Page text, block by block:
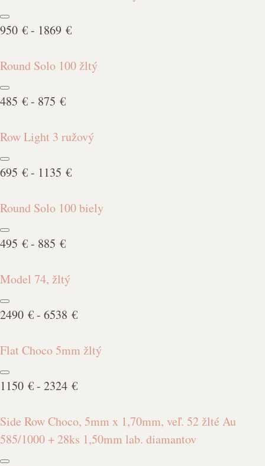
950 € - 1869 €
Round Solo 100 žltý
485 € - 875 €
Row Light 3 ružový
695 € - 1135 €
Round Solo 100 biely
495 € - 885 €
Model 74, žltý
2490 € - 6538 €
Flat Choco 5mm žltý
1150 € - 2324 €
Side Row Choco, 5mm x 1,70mm, veľ. 52 žlté Au
585/1000 + 28ks 1,50mm lab. diamantov